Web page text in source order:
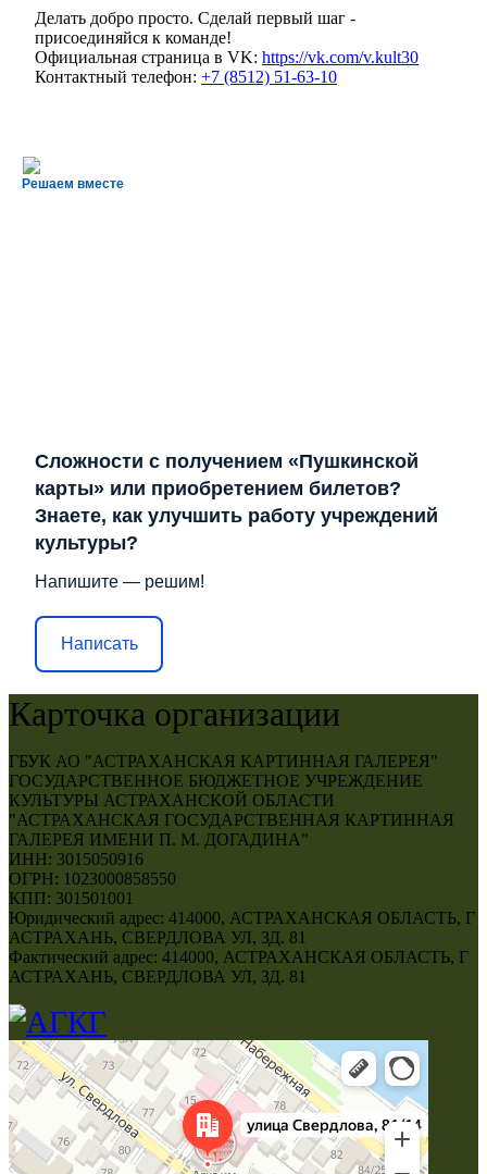
Делать добро просто. Сделай первый шаг -
присоединяйся к команде!
Официальная страница в VK: https://vk.com/v.kult30
Контактный телефон: +7 (8512) 51-63-10
Решаем вместе
Сложности с получением «Пушкинской
карты» или приобретением билетов?
Знаете, как улучшить работу учреждений
культуры?
Напишите — решим!
Написать
Карточка организации
ГБУК АО "АСТРАХАНСКАЯ КАРТИННАЯ ГАЛЕРЕЯ"
ГОСУДАРСТВЕННОЕ БЮДЖЕТНОЕ УЧРЕЖДЕНИЕ
КУЛЬТУРЫ АСТРАХАНСКОЙ ОБЛАСТИ
"АСТРАХАНСКАЯ ГОСУДАРСТВЕННАЯ КАРТИННАЯ
ГАЛЕРЕЯ ИМЕНИ П. М. ДОГАДИНА"
ИНН: 3015050916
ОГРН: 1023000858550
КПП: 301501001
Юридический адрес: 414000, АСТРАХАНСКАЯ ОБЛАСТЬ, Г
АСТРАХАНЬ, СВЕРДЛОВА УЛ, ЗД. 81
Фактический адрес: 414000, АСТРАХАНСКАЯ ОБЛАСТЬ, Г
АСТРАХАНЬ, СВЕРДЛОВА УЛ, ЗД. 81